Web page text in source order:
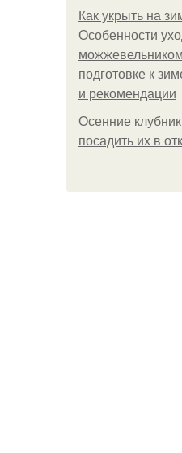
Как укрыть на
Особенности
подготовке к
и рекомендации
Осенние
посадить их в